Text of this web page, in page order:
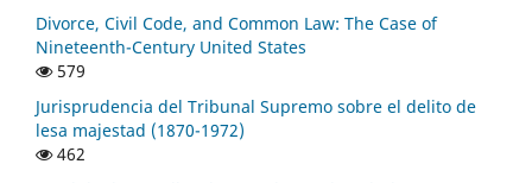
Divorce, Civil Code, and Common Law: The Case of
Nineteenth-Century United States
579
Jurisprudencia del Tribunal Supremo sobre el delito de
lesa majestad (1870-1972)
462